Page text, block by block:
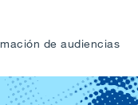
de audiencias